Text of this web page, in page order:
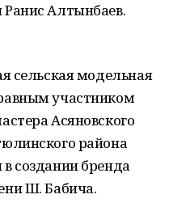
Алтынбаев.
сельская модельная
участником
Асяновского
района
создании бренда
Ш. Бабича.